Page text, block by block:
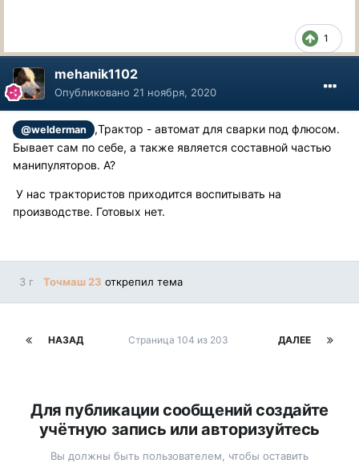
1
mehanik1102
Опубликовано 21 ноября, 2020
@welderman
,Трактор - автомат для сварки под флюсом.
Бывает сам по себе, а также является составной частью
манипуляторов. А?
У нас трактористов приходится воспитывать на
производстве. Готовых нет.
3 г Точмаш 23 открепил тема
НАЗАД ДАЛЕЕ
Страница 104 из 203
Для публикации сообщений создайте
учётную запись или авторизуйтесь
Вы должны быть пользователем, чтобы оставить